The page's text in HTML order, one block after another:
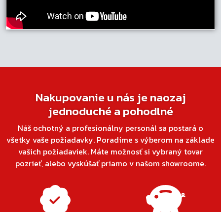
Nakupovanie u nás je naozaj
jednoduché a pohodlné
Náš ochotný a profesionálny personál sa postará o
všetky vaše požiadavky. Poradíme s výberom na základe
vašich požiadaviek. Máte možnosť si vybraný tovar
pozrieť, alebo vyskúšať priamo v našom showroome.